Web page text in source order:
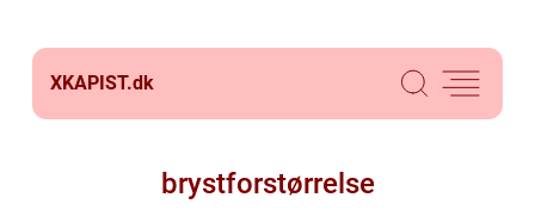
XKAPIST.dk
brystforstørrelse